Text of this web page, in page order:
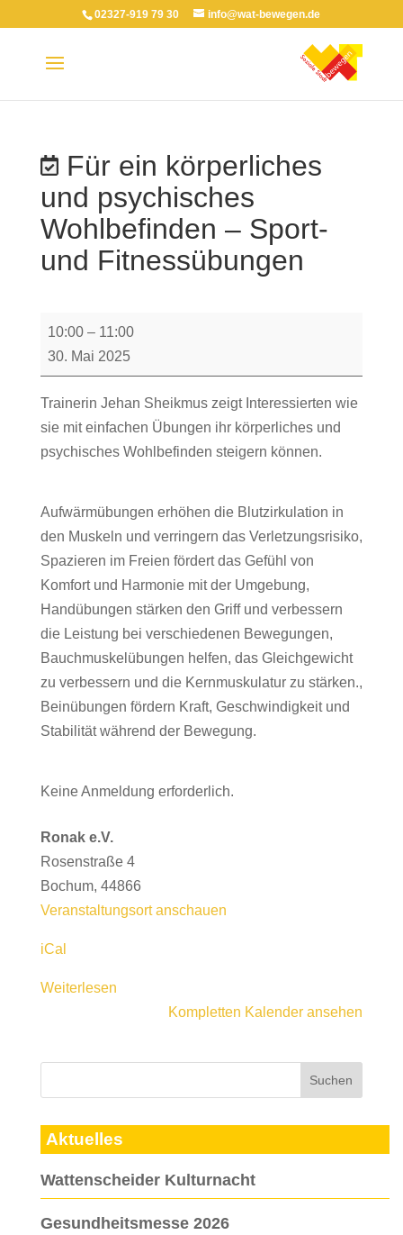
02327-919 79 30 info@wat-bewegen.de
Für ein körperliches
und psychisches
Wohlbefinden – Sport-
und Fitnessübungen
Für
ein
körperliches
und
psychisches
Wohlbefinden
und
Fitnessübungen
10:00 – 11:00
30. Mai 2025
Trainerin Jehan Sheikmus zeigt Interessierten wie
sie mit einfachen Übungen ihr körperliches und
psychisches Wohlbefinden steigern können.
Aufwärmübungen erhöhen die Blutzirkulation in
den Muskeln und verringern das Verletzungsrisiko,
Spazieren im Freien fördert das Gefühl von
Komfort und Harmonie mit der Umgebung,
Handübungen stärken den Griff und verbessern
die Leistung bei verschiedenen Bewegungen,
Bauchmuskelübungen helfen, das Gleichgewicht
zu verbessern und die Kernmuskulatur zu stärken.,
Beinübungen fördern Kraft, Geschwindigkeit und
Stabilität während der Bewegung.
Keine Anmeldung erforderlich.
Ronak e.V.
Rosenstraße 4
Bochum, 44866
Veranstaltungsort anschauen
iCal
Weiterlesen
Kompletten Kalender ansehen
Aktuelles
Wattenscheider Kulturnacht
Gesundheitsmesse 2026